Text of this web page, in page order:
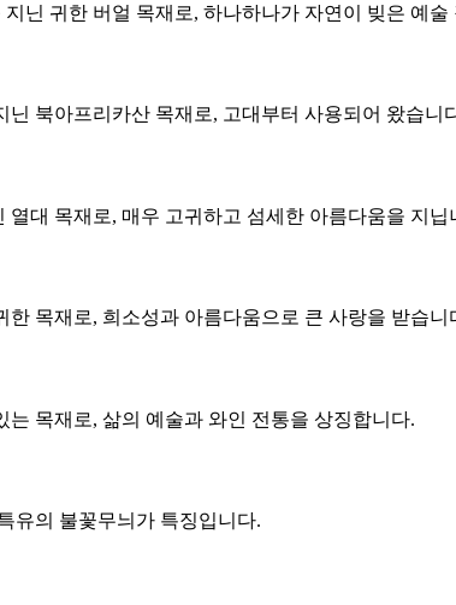
닌 귀한 버얼 목재로, 하나하나가 자연이 빚은 예술
닌 북아프리카산 목재로, 고대부터 사용되어 왔습니
열대 목재로, 매우 고귀하고 섬세한 아름다움을 지닙
한 목재로, 희소성과 아름다움으로 큰 사랑을 받습니
는 목재로, 삶의 예술과 와인 전통을 상징합니다.
유의 불꽃무늬가 특징입니다.